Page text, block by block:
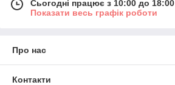
Сьогодні працює з 10:00 до 18:00
Показати весь графік роботи
Про нас
Контакти